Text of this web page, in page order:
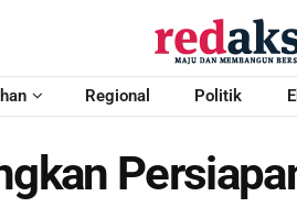
Regional Politik